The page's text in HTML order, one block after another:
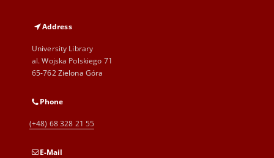
Address
University Library
al. Wojska Polskiego 71
65-762 Zielona Góra
Phone
(+48) 68 328 21 55
E-Mail